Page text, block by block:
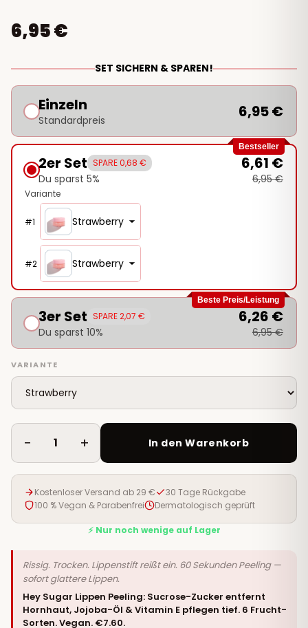
6,95 €
SET SICHERN & SPAREN!
Einzeln
Standardpreis 6,95 €
Bestseller
2er Set SPARE 0,68 €
Du sparst 5%
6,61 €
6,95 €
Variante
#1 Strawberry
#2 Strawberry
Beste Preis/Leistung
3er Set SPARE 2,07 €
Du sparst 10%
6,26 €
6,95 €
VARIANTE
− 1 + In den Warenkorb
Kostenloser Versand ab 29 €
30 Tage Rückgabe
100 % Vegan & Parabenfrei
Dermatologisch geprüft
⚡ Nur noch wenige auf Lager
Rissig. Trocken. Lippenstift reißt ein. 60 Sekunden Peeling —
sofort glattere Lippen.
Hey Sugar Lippen Peeling: Sucrose-Zucker entfernt
Hornhaut, Jojoba-Öl & Vitamin E pflegen tief. 6 Frucht-
Sorten. Vegan. €7.60.